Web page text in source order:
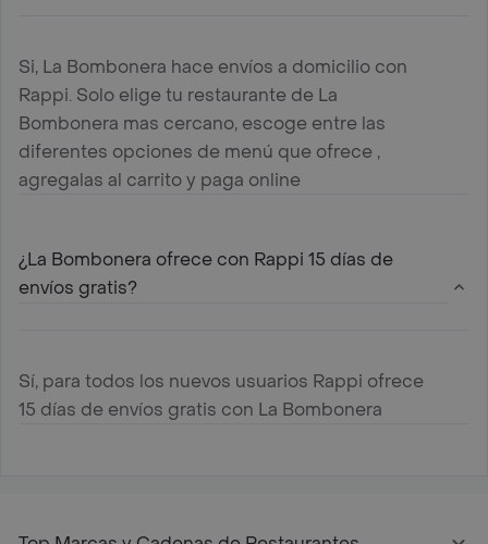
Si, La Bombonera hace envíos a domicilio con
Rappi. Solo elige tu restaurante de La
Bombonera mas cercano, escoge entre las
diferentes opciones de menú que ofrece ,
agregalas al carrito y paga online
¿La Bombonera ofrece con Rappi 15 días de
envíos gratis?
Sí, para todos los nuevos usuarios Rappi ofrece
15 días de envíos gratis con La Bombonera